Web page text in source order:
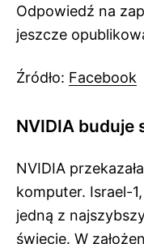
Odpowiedź na
jeszcze
Źródło: Facebook
NVIDIA
NVIDIA
komputer. Israel-
jedną z
świecie. W